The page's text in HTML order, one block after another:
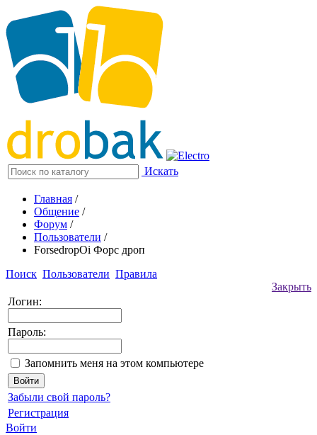
Искать
Главная /
Общение /
Форум /
Пользователи /
ForsedropOi Форс дроп
Поиск Пользователи Правила
Закрыть
Логин:
Пароль:
Запомнить меня на этом компьютере
Забыли свой пароль?
Регистрация
Войти